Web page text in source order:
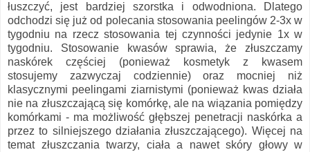
łuszczyć, jest bardziej szorstka i odwodniona. Dlatego
odchodzi się już od polecania stosowania peelingów 2-3x w
tygodniu na rzecz stosowania tej czynności jedynie 1x w
tygodniu. Stosowanie kwasów sprawia, że złuszczamy
naskórek częściej (ponieważ kosmetyk z kwasem
stosujemy zazwyczaj codziennie) oraz mocniej niż
klasycznymi peelingami ziarnistymi (ponieważ kwas działa
nie na złuszczającą się komórkę, ale na wiązania pomiędzy
komórkami - ma możliwość głębszej penetracji naskórka a
przez to silniejszego działania złuszczającego). Więcej na
temat złuszczania twarzy, ciała a nawet skóry głowy w